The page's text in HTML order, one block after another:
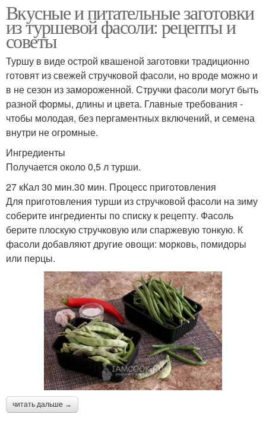
Вкусные и питательные заготовки
из туршевой фасоли: рецепты и
советы
Туршу в виде острой квашеной заготовки традиционно
готовят из свежей стручковой фасоли, но вроде можно и
в не сезон из замороженной. Стручки фасоли могут быть
разной формы, длины и цвета. Главные требования -
чтобы молодая, без пергаментных включений, и семена
внутри не огромные.
Ингредиенты
Получается около 0,5 л турши.
27 кКал 30 мин.30 мин. Процесс приготовления
Для приготовления турши из стручковой фасоли на зиму
соберите ингредиенты по списку к рецепту. Фасоль
берите плоскую стручковую или спаржевую тонкую. К
фасоли добавляют другие овощи: морковь, помидоры
или перцы.
читать дальше →